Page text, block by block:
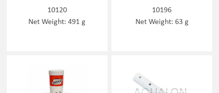
10120
Net Weight: 491 g
10196
Net Weight: 63 g